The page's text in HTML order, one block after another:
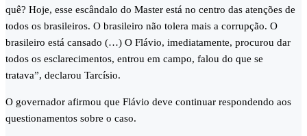
quê? Hoje, esse escândalo do Master está no centro das atenções de
todos os brasileiros. O brasileiro não tolera mais a corrupção. O
brasileiro está cansado (…) O Flávio, imediatamente, procurou dar
todos os esclarecimentos, entrou em campo, falou do que se
tratava”, declarou Tarcísio.
O governador afirmou que Flávio deve continuar respondendo aos
questionamentos sobre o caso.